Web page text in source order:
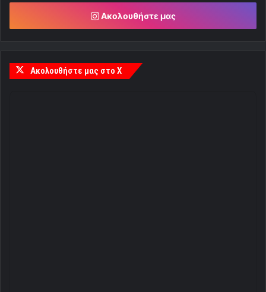
Ακολουθήστε μας
Ακολουθήστε μας στο X